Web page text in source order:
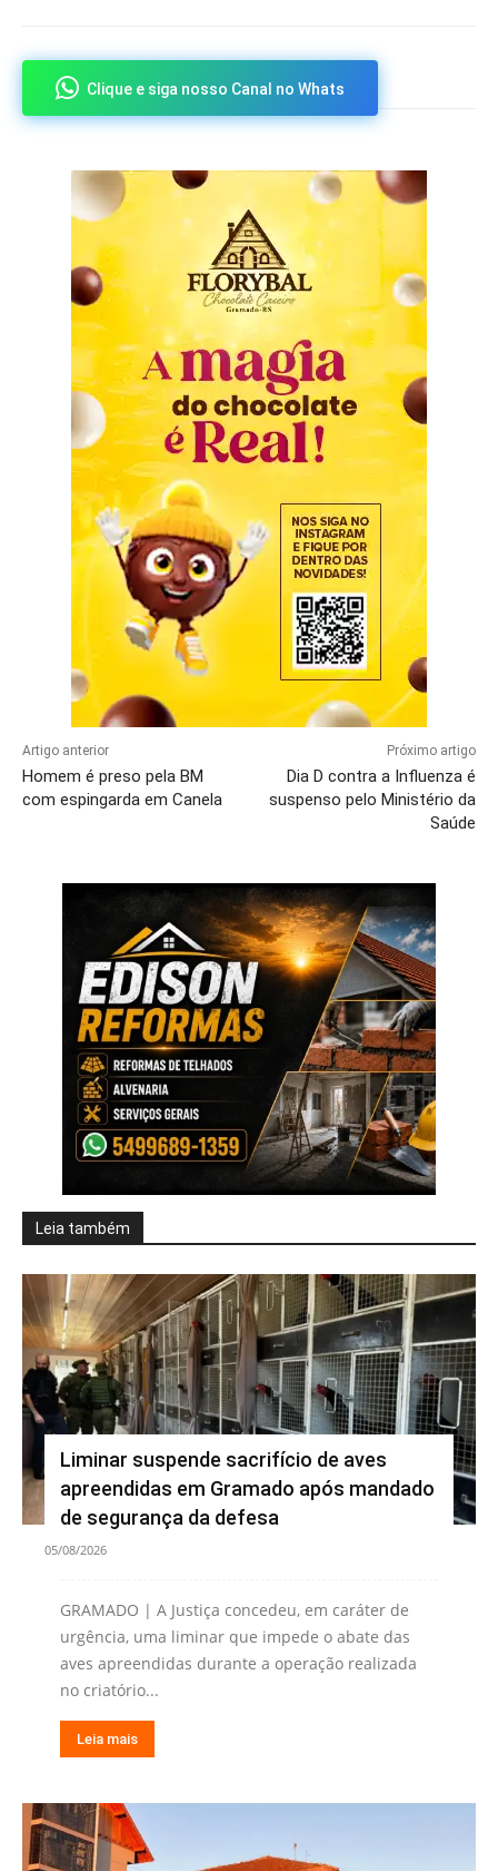
Clique e siga nosso Canal no Whats
Artigo anterior
Homem é preso pela BM
com espingarda em Canela
Próximo artigo
Dia D contra a Influenza é
suspenso pelo Ministério da
Saúde
Leia também
Liminar suspende sacrifício de aves
apreendidas em Gramado após mandado
de segurança da defesa
05/08/2026
GRAMADO | A Justiça concedeu, em caráter de
urgência, uma liminar que impede o abate das
aves apreendidas durante a operação realizada
no criatório...
Leia mais